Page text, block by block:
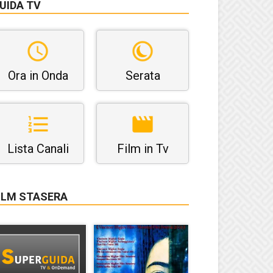
TV
Ora in Onda Serata
Lista Canali Film in Tv
STASERA